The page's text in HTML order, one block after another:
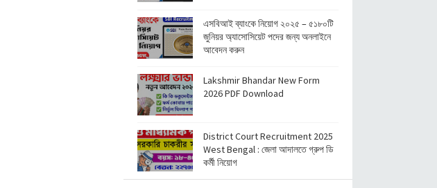
এসবিআই ব্যাংকে নিয়োগ ২০২৫ – ৫১৮০টি
জুনিয়র অ্যাসোসিয়েট পদের জন্য অনলাইনে
আবেদন করুন
Lakshmir Bhandar New Form
2026 PDF Download
District Court Recruitment 2025
West Bengal : জেলা আদালতে গ্রুপ ডি
কর্মী নিয়োগ